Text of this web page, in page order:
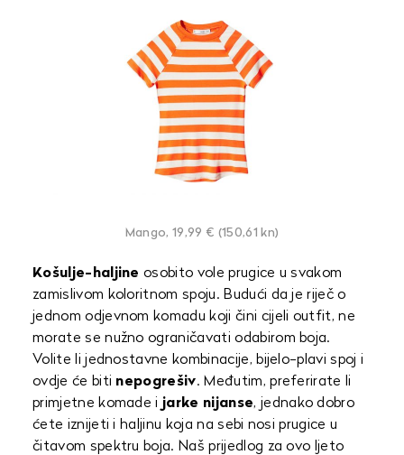
Mango, 19,99 € (150,61 kn)
Košulje-haljine osobito vole prugice u svakom
zamislivom koloritnom spoju. Budući da je riječ o
jednom odjevnom komadu koji čini cijeli outfit, ne
morate se nužno ograničavati odabirom boja.
Volite li jednostavne kombinacije, bijelo-plavi spoj i
ovdje će biti nepogrešiv. Međutim, preferirate li
primjetne komade i jarke nijanse, jednako dobro
ćete iznijeti i haljinu koja na sebi nosi prugice u
čitavom spektru boja. Naš prijedlog za ovo ljeto